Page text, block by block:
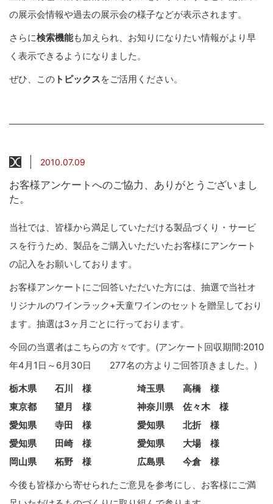
の展示会情報や過去の展示会の様子などが表示されます。
さらに検索機能も加えられ、お知りになりたい情報がより早
く表示できるようになりました。
ぜひ、この トピックスをご活用ください。
2010.07.09
お客様アンケートへのご協力、ありがとうございまし
た。
当社では、皆様から満足していただける製品づくり・サービ
スを行うため、製品をご購入いただいたお客様にアンケート
の記入をお願いしております。
お客様アンケートにご回答いただいた方には、抽選で当社オ
リジナルのワインラック+天童ワインのセットを贈呈しており
ます。抽選は3ヶ月ごとに行っております。
今回の当選者はこちらの方々です。(アンケート回収期間:2010
年4月1日～6月30日 277名の方よりご回答頂きました。)
栃木県 石川 様 埼玉県 高橋 様
東京都 望月 様 神奈川県 佐々木 様
愛知県 寺田 様 愛知県 北折 様
愛知県 田崎 様 愛知県 大場 様
岡山県 柘野 様 広島県 今倉 様
今後も皆様から寄せられたご意見を参考にし、お客様にご満